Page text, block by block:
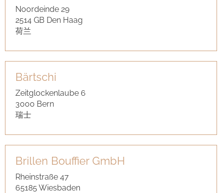
Noordeinde 29
2514 GB Den Haag
荷兰
Bärtschi
Zeitglockenlaube 6
3000 Bern
瑞士
Brillen Bouffier GmbH
Rheinstraße 47
65185 Wiesbaden